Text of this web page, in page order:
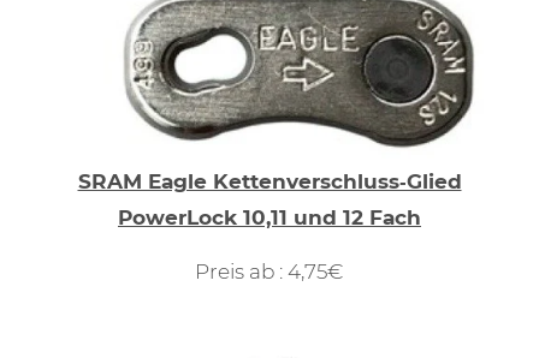
SRAM Eagle Kettenverschluss‑Glied
PowerLock 10,11 und 12 Fach
Preis ab : 4,75€